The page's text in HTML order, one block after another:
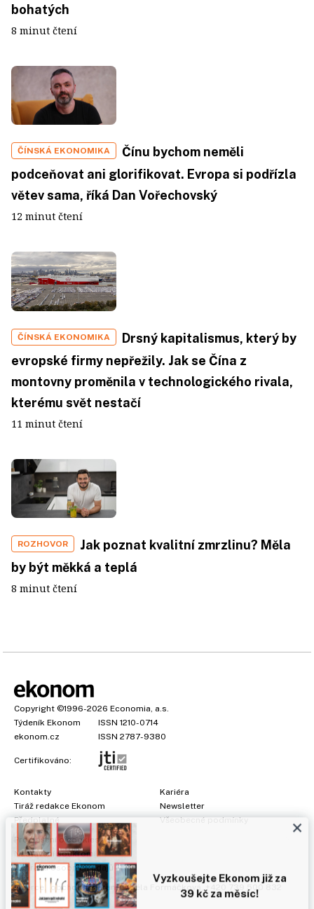
bohatých
8 minut čtení
ČÍNSKÁ EKONOMIKA
Čínu bychom neměli
podceňovat ani glorifikovat. Evropa si podřízla
větev sama, říká Dan Vořechovský
12 minut čtení
ČÍNSKÁ EKONOMIKA
Drsný kapitalismus, který by
evropské firmy nepřežily. Jak se Čína z
montovny proměnila v technologického rivala,
kterému svět nestačí
11 minut čtení
ROZHOVOR
Jak poznat kvalitní zmrzlinu? Měla
by být měkká a teplá
8 minut čtení
Copyright ©1996-2026 Economia, a.s.
Týdeník Ekonom
ISSN 1210-0714
ekonom.cz
ISSN 2787-9380
Certifikováno:
Kontakty
Tiráž redakce Ekonom
Předplatné
Kariéra
Newsletter
Všeobecné podmínky
Prohlášení o cookies
Nastavení soukromí
Ochrana osobních údajů
Inzerce
, obchodní garant:Adéla Formáčková ,+420 739 500 832
Vyzkoušejte Ekonom již za
39 kč za měsíc!
×